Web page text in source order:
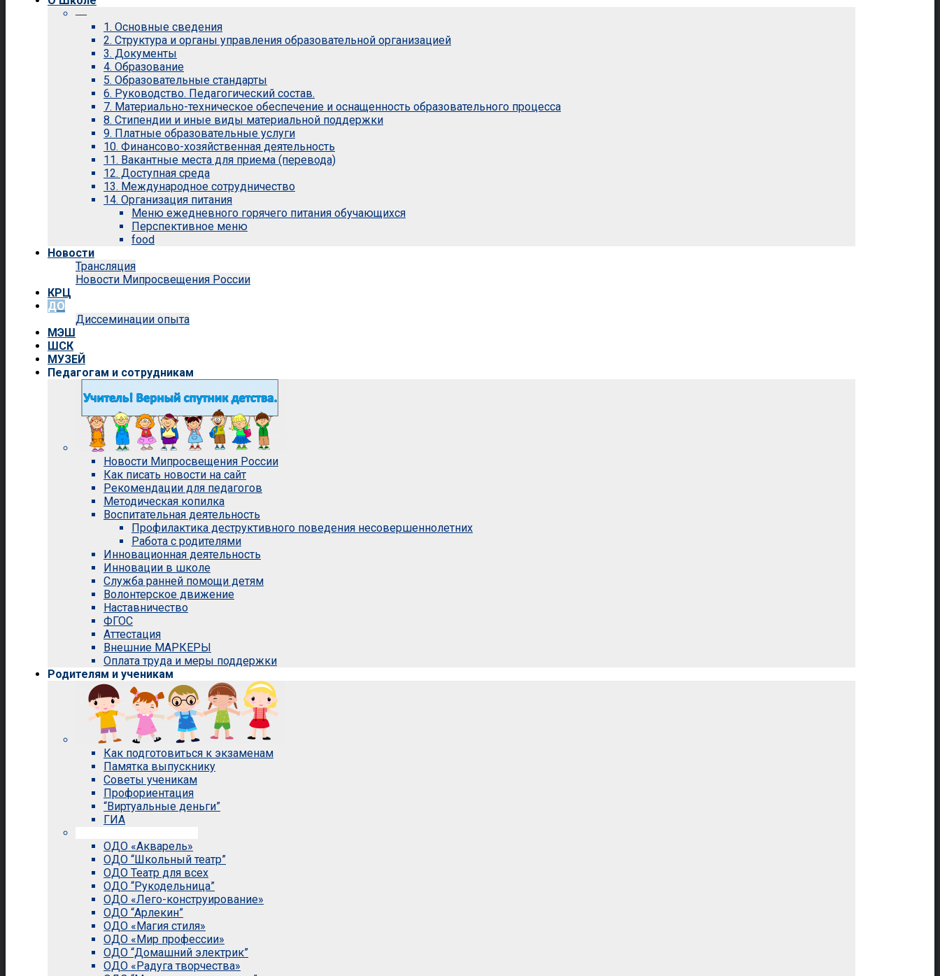
—
1. Основные сведения
2. Структура и органы управления образовательной организацией
3. Документы
4. Образование
5. Образовательные стандарты
6. Руководство. Педагогический состав.
7. Материально-техническое обеспечение и оснащенность образовательного процесса
8. Стипендии и иные виды материальной поддержки
9. Платные образовательные услуги
10. Финансово-хозяйственная деятельность
11. Вакантные места для приема (перевода)
12. Доступная среда
13. Международное сотрудничество
14. Организация питания
Меню ежедневного горячего питания обучающихся
Перспективное меню
food
Новости
Трансляция
Новости Мипросвещения России
КРЦ
ДО
Диссеминации опыта
МЭШ
ШСК
МУЗЕЙ
Педагогам и сотрудникам
Новости Мипросвещения России
Как писать новости на сайт
Рекомендации для педагогов
Методическая копилка
Воспитательная деятельность
Профилактика деструктивного поведения несовершеннолетних
Работа с родителями
Инновационная деятельность
Инновации в школе
Служба ранней помощи детям
Волонтерское движение
Наставничество
ФГОС
Аттестация
Внешние МАРКЕРЫ
Оплата труда и меры поддержки
Родителям и ученикам
Как подготовиться к экзаменам
Памятка выпускнику
Советы ученикам
Профориентация
“Виртуальные деньги”
ГИА
ОДО «Акварель»
ОДО “Школьный театр”
ОДО Театр для всех
ОДО “Рукодельница”
ОДО «Лего-конструирование»
ОДО “Арлекин”
ОДО «Магия стиля»
ОДО «Мир профессии»
ОДО “Домашний электрик”
ОДО «Радуга творчества»